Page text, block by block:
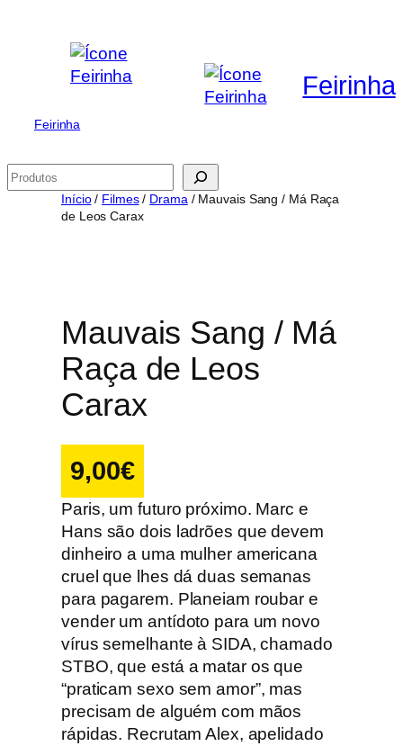
conteúdo
Feirinha
Feirinha
Pesquisar
Início/ Filmes/ Drama / Mauvais Sang / Má Raça
de Leos Carax
Mauvais Sang / Má
Raça de Leos
Carax
9,00€
Paris, um futuro próximo. Marc e
Hans são dois ladrões que devem
dinheiro a uma mulher americana
cruel que lhes dá duas semanas
para pagarem. Planeiam roubar e
vender um antídoto para um novo
vírus semelhante à SIDA, chamado
STBO, que está a matar os que
“praticam sexo sem amor”, mas
precisam de alguém com mãos
rápidas. Recrutam Alex, apelidado